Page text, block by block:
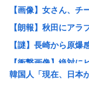
【画像】女さん、
【朗報】秋田にアラ
【謎】長崎から原爆
【衝撃画像】絶対に
【消費税率1％】 「
韓国人「現在、日本